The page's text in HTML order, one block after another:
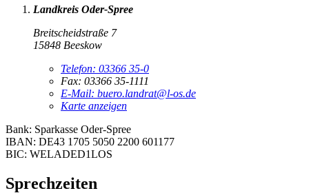
Landkreis Oder-Spree
Breitscheidstraße 7
15848 Beeskow
Telefon: 03366 35-0
Fax: 03366 35-1111
E-Mail: buero.landrat@l-os.de
Karte anzeigen
Bank: Sparkasse Oder-Spree
IBAN: DE43 1705 5050 2200 601177
BIC: WELADED1LOS
Sprechzeiten